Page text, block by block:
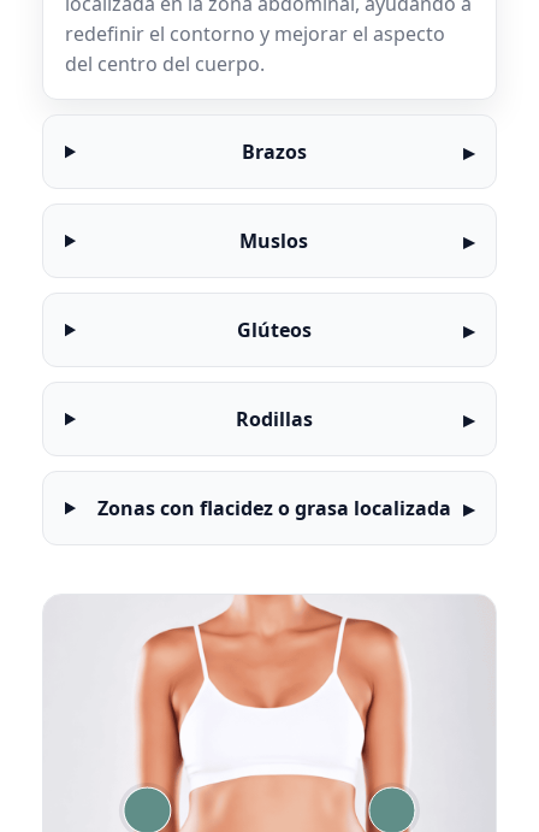
redefinir el contorno y mejorar el aspecto
del centro del cuerpo.
Brazos
Muslos
Glúteos
Rodillas
Zonas con flacidez o grasa localizada